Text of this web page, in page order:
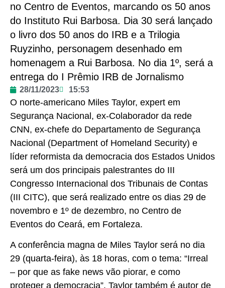
no Centro de Eventos, marcando os 50 anos
do Instituto Rui Barbosa. Dia 30 será lançado
o livro dos 50 anos do IRB e a Trilogia
Ruyzinho, personagem desenhado em
homenagem a Rui Barbosa. No dia 1º, será a
entrega do I Prêmio IRB de Jornalismo
28/11/2023 15:53
O norte-americano Miles Taylor, expert em
Segurança Nacional, ex-Colaborador da rede
CNN, ex-chefe do Departamento de Segurança
Nacional (Department of Homeland Security) e
líder reformista da democracia dos Estados Unidos
será um dos principais palestrantes do III
Congresso Internacional dos Tribunais de Contas
(III CITC), que será realizado entre os dias 29 de
novembro e 1º de dezembro, no Centro de
Eventos do Ceará, em Fortaleza.
A conferência magna de Miles Taylor será no dia
29 (quarta-feira), às 18 horas, com o tema: “Irreal
– por que as fake news vão piorar, e como
proteger a democracia”. Taylor também é autor de